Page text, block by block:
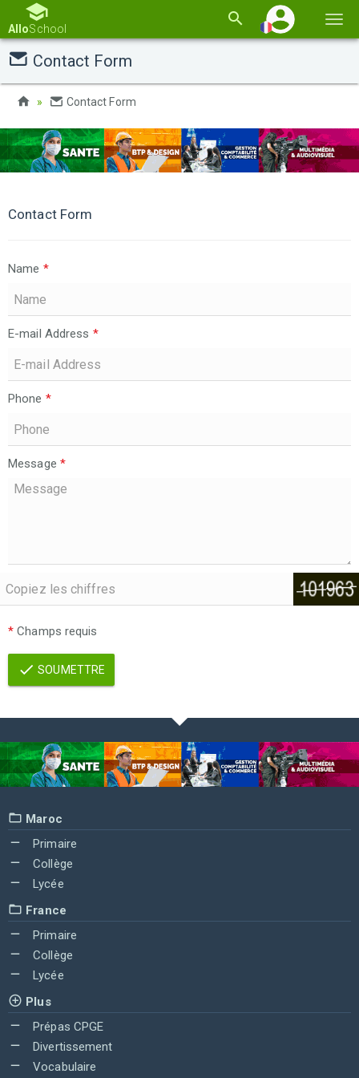
la
AlloSchool
Contact Form
Contact Form
Contact Form
Name *
E-mail Address *
Phone *
Message *
* Champs requis
SOUMETTRE
Maroc
Primaire
Collège
Lycée
France
Primaire
Collège
Lycée
Plus
Prépas CPGE
Divertissement
Vocabulaire